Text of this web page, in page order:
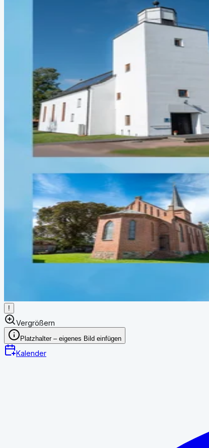
!
Vergrößern
Platzhalter – eigenes Bild einfügen
Kalender